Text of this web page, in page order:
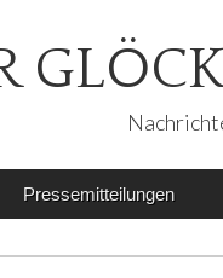
Pressemitteilungen